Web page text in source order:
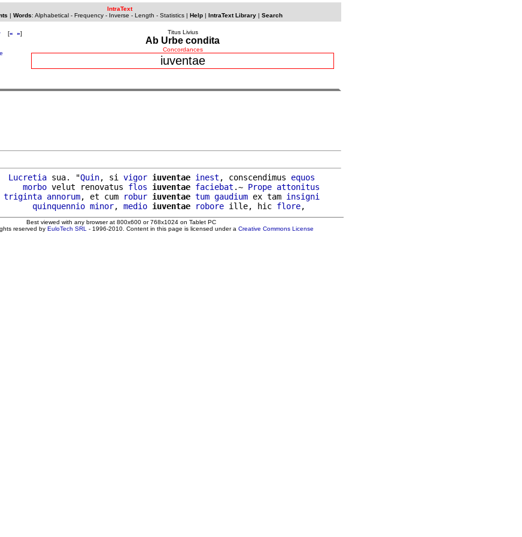
IntraText
| Words: Alphabetical- Frequency- Inverse - Length - Statistics| Help| IntraText Library| Search
[« »]
Titus Livius
Ab Urbe condita
Concordances
iuventae
Lucretia sua. "Quin, si vigor iuventae inest , conscendimus equos
morbo velut renovatus flos iuventae faciebat .~ Prope attonitus
triginta annorum, et cum robur iuventae tum gaudium ex tam insigni
quinquennio minor, medio iuventae robore ille, hic flore
Best viewed with any browser at 800x600 or 768x1024 on Tablet PC
reserved by EuloTech SRL - 1996-2010. Content in this page is licensed under a Creative Commons License